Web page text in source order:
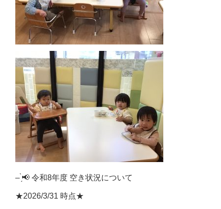
– ̗̀📢 令和8年度 空き状況について
★2026/3/31 時点★